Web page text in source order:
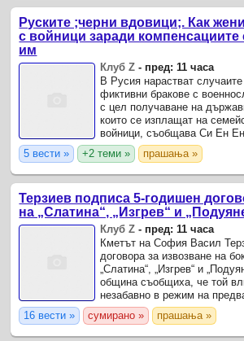
Руските ;черни вдовици;. Как
с войници заради компенсациите
им
Клуб Z - пред: 11 часа
В Русия нарастват
фиктивни бракове с
с цел получаване на
които се изплащат на
войници, съобщава Си Ен
телевизия посочва, че в
все по-често се ...
5 вести » +2 теми » прашања »
Терзиев подписа 5-годишен
на „Слатина“, „Изгрев“ и
Клуб Z - пред: 11 часа
Кметът на София Васил
договора за извозване на
„Слатина“, „Изгрев“ и
община съобщиха, че той
незабавно в режим на
изпълнение, след като
административен съд (ВАС)
правото ...
16 вести » сумирано » прашања »